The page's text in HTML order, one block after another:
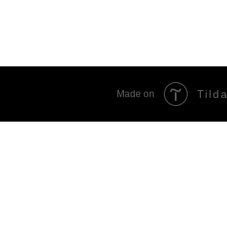
Made on Tilda